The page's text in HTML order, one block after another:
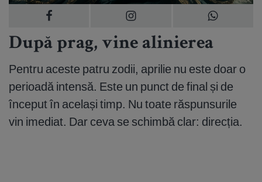
După prag, vine alinierea
Pentru aceste patru zodii, aprilie nu este doar o
perioadă intensă. Este un punct de final și de
început în același timp. Nu toate răspunsurile
vin imediat. Dar ceva se schimbă clar: direcția.